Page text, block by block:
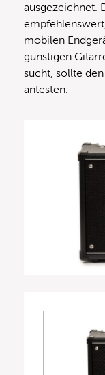
ausgezeichnet.
mobilen
günstigen
sucht, sollte
antesten.